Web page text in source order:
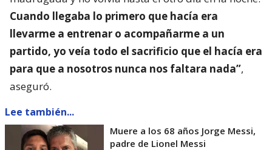
Cuando llegaba lo primero que hacía era
llevarme a entrenar o acompañarme a un
partido, yo veía todo el sacrificio que el hacía era
para que a nosotros nunca nos faltara nada”,
aseguró.
Lee también...
Muere a los 68 años Jorge Messi,
padre de Lionel Messi